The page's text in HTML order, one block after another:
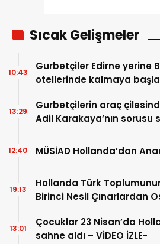
Sıcak Gelişmeler
Gurbetçiler Edirne yerine
otellerinde kalmaya
10:43
Gurbetçilerin araç
Adil Karakaya’nın
13:29
MÜSİAD Hollanda’dan
12:40
Hollanda Türk
Birinci Nesil Çınarlardan
19:13
Çocuklar 23 Nisan’da
sahne aldı – VİDEO İZLE-
13:01